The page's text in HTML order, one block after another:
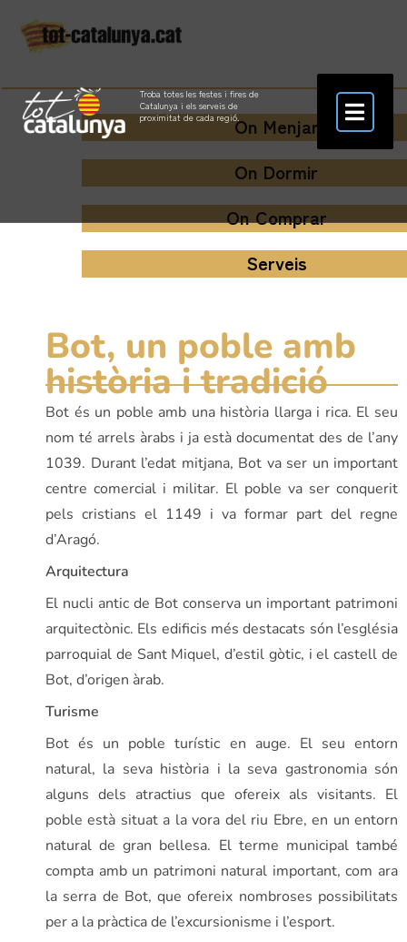
Troba totes les festes i fires de
Catalunya i els serveis de
proximitat de cada regió.On Menjar
On Dormir
On Comprar
Serveis
Bot, un poble amb
història i tradició
Bot és un poble amb una història llarga i rica. El seu
nom té arrels àrabs i ja està documentat des de l’any
1039. Durant l’edat mitjana, Bot va ser un important
centre comercial i militar. El poble va ser conquerit
pels cristians el 1149 i va formar part del regne
d’Aragó.
Arquitectura
El nucli antic de Bot conserva un important patrimoni
arquitectònic. Els edificis més destacats són l’església
parroquial de Sant Miquel, d’estil gòtic, i el castell de
Bot, d’origen àrab.
Turisme
Bot és un poble turístic en auge. El seu entorn
natural, la seva història i la seva gastronomia són
alguns dels atractius que ofereix als visitants. El
poble està situat a la vora del riu Ebre, en un entorn
natural de gran bellesa. El terme municipal també
compta amb un patrimoni natural important, com ara
la serra de Bot, que ofereix nombroses possibilitats
per a la pràctica de l’excursionisme i l’esport.